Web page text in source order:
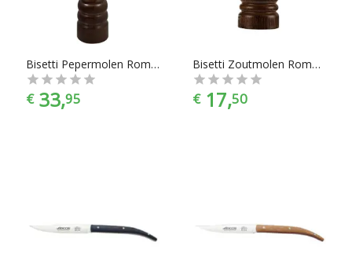
Bisetti Pepermolen Roma - 25 cm - Walnoot
€ 33,95
Bisetti Zoutmolen Roma Walnoot 13 cm
€ 17,50